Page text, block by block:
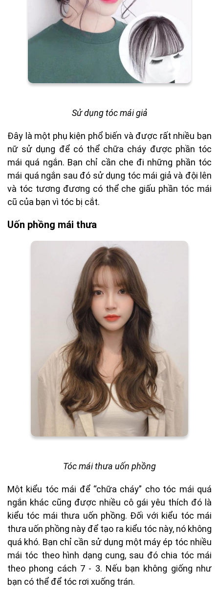
Sử dụng tóc mái giả
Đây là một phụ kiện phổ biến và được rất nhiều bạn
nữ sử dụng để có thể chữa cháy được phần tóc
mái quá ngắn. Bạn chỉ cần che đi những phần tóc
mái quá ngắn sau đó sử dụng tóc mái giả và đội lên
và tóc tương đương có thể che giấu phần tóc mái
cũ của bạn vì tóc bị cắt.
Uốn phồng mái thưa
Tóc mái thưa uốn phồng
Một kiểu tóc mái để “chữa cháy” cho tóc mái quá
ngắn khác cũng được nhiều cô gái yêu thích đó là
kiểu tóc mái thưa uốn phồng. Đối với kiểu tóc mái
thưa uốn phồng này để tạo ra kiểu tóc này, nó không
quá khó. Bạn chỉ cần sử dụng một máy ép tóc nhiều
mái tóc theo hình dạng cung, sau đó chia tóc mái
theo phong cách 7 - 3. Nếu bạn không giống như
bạn có thể để tóc rơi xuống trán.